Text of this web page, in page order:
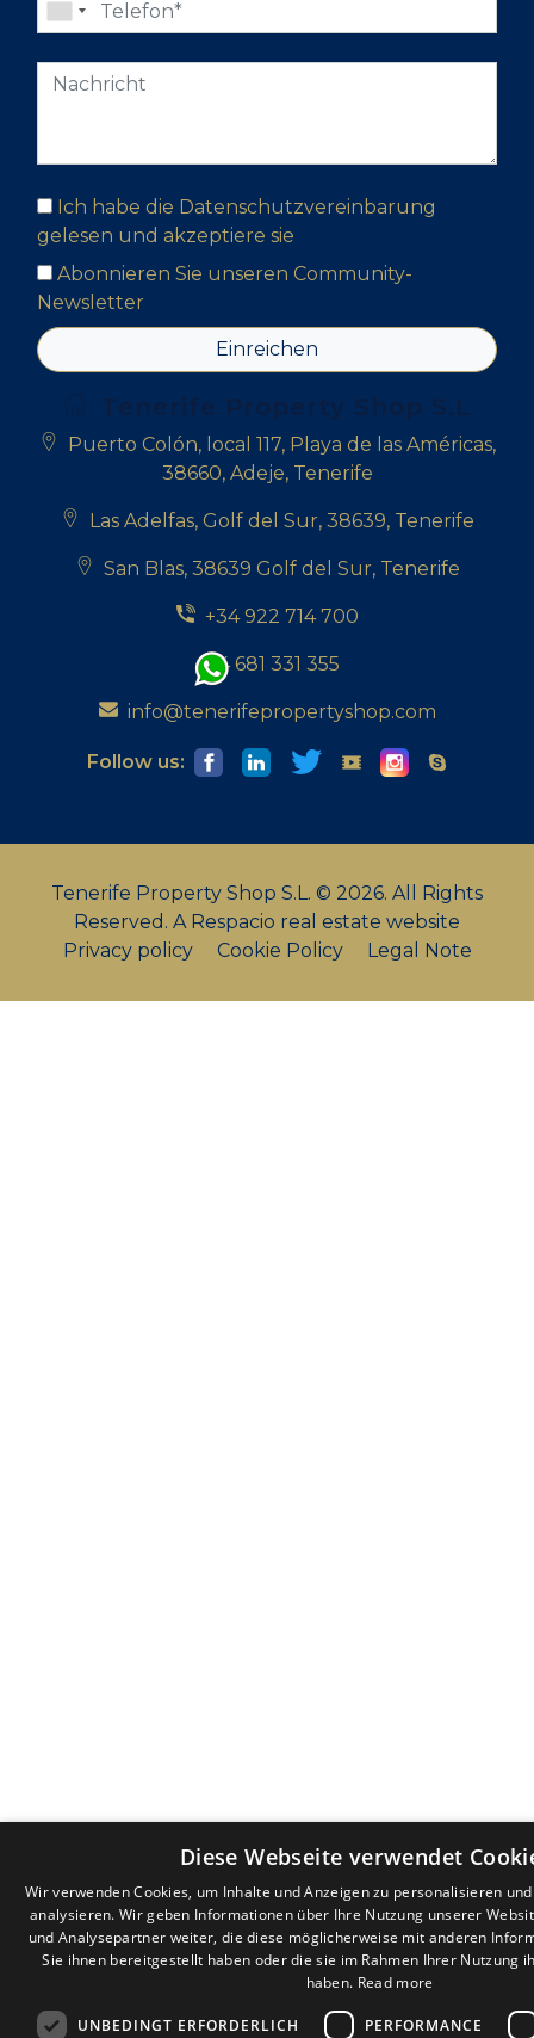
Ich habe die Datenschutzvereinbarung
gelesen und akzeptiere sie
Abonnieren Sie unseren Community-
Newsletter
Einreichen
Puerto Colón, local 117, Playa de las Américas,
38660, Adeje, Tenerife
Las Adelfas, Golf del Sur, 38639, Tenerife
San Blas, 38639 Golf del Sur, Tenerife
+34 922 714 700
+34 681 331 355
info@tenerifepropertyshop.com
Follow us:
Tenerife Property Shop S.L. © 2026. All Rights
Reserved. A Respacio real estate website
Privacy policy
Cookie Policy Legal Note
Diese Webseite verwendet
Wir verwenden Cookies, um Inhalte und Anzeigen zu personalisieren
analysieren. Wir geben Informationen über Ihre Nutzung unserer
und Analysepartner weiter, die diese möglicherweise mit anderen
Sie ihnen bereitgestellt haben oder die sie im Rahmen Ihrer Nutzung
haben. Read more
UNBEDINGT ERFORDERLICH PERFORMANCE